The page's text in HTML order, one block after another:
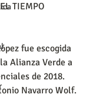
TIEMPO
fue escogida
Alianza Verde a
de 2018.
Navarro Wolf.